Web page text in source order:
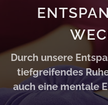
Durch unsere
tiefgreifendes
auch eine mentale